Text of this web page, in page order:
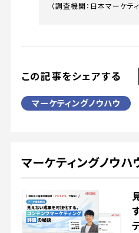
（調査機関：日本マーケテ
この記事をシェアする
マーケティングノウハウ
マーケティングノウ